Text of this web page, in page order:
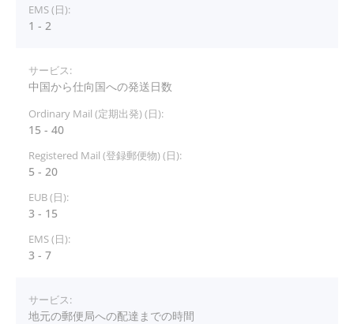
1 - 2
中国から仕向国への発送日数
15 - 40
5 - 20
3 - 15
3 - 7
地元の郵便局への配達までの時間